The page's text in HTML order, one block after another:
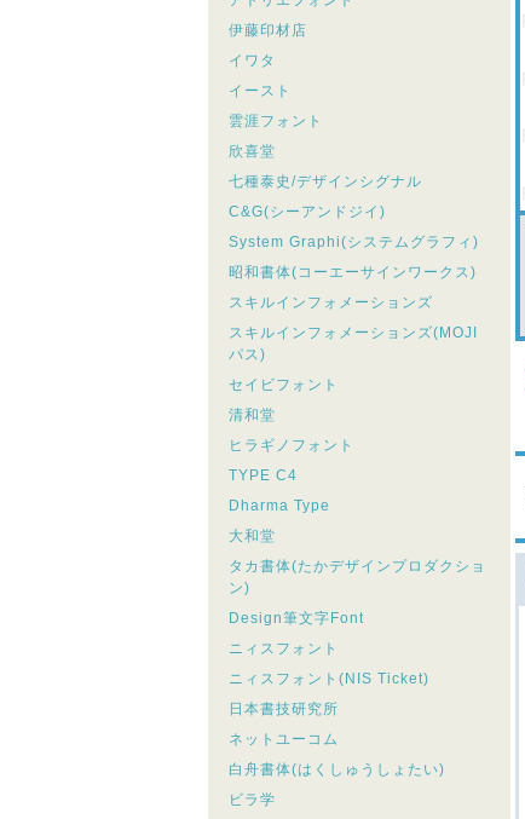
伊藤印材店
イワタ
イースト
雲涯フォント
欣喜堂
七種泰史/デザインシグナル
C&G(シーアンドジイ)
System Graphi(システムグラフィ)
昭和書体(コーエーサインワークス)
スキルインフォメーションズ
スキルインフォメーションズ(MOJI
パス)
セイビフォント
清和堂
ヒラギノフォント
TYPE C4
Dharma Type
大和堂
タカ書体(たかデザインプロダクショ
ン)
Design筆文字Font
ニィスフォント
ニィスフォント(NIS Ticket)
日本書技研究所
ネットユーコム
白舟書体(はくしゅうしょたい)
ビラ学